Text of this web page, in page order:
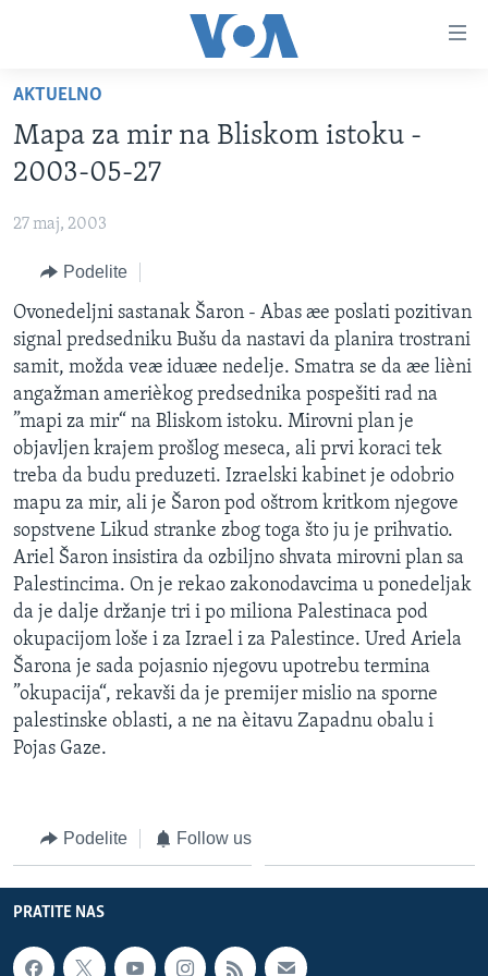
glavni
sadržaj
Idi
na
glavnu
navigaciju
pretragu
RUBRIKE
BALKAN
GLOBALNE TEME
EKONOMIJA
NAUKA I TEHNOLOGIJA
MEDICINA
KULTURA
DRUŠTVO
SPORT
INTERVJU
OTVORENI STUDIO
IZ AMERIKE
PRATITE NAS
Jezici
AKTUELNO
Mapa za mir na Bliskom istoku -
2003-05-27
27 maj, 2003
Podelite
Ovonedeljni sastanak Šaron - Abas æe poslati pozitivan
signal predsedniku Bušu da nastavi da planira trostrani
samit, možda veæ iduæe nedelje. Smatra se da æe lièni
angažman amerièkog predsednika pospešiti rad na
”mapi za mir“ na Bliskom istoku. Mirovni plan je
objavljen krajem prošlog meseca, ali prvi koraci tek
treba da budu preduzeti. Izraelski kabinet je odobrio
mapu za mir, ali je Šaron pod oštrom kritkom njegove
sopstvene Likud stranke zbog toga što ju je prihvatio.
Ariel Šaron insistira da ozbiljno shvata mirovni plan sa
Palestincima. On je rekao zakonodavcima u ponedeljak
da je dalje držanje tri i po miliona Palestinaca pod
okupacijom loše i za Izrael i za Palestince. Ured Ariela
Šarona je sada pojasnio njegovu upotrebu termina
”okupacija“, rekavši da je premijer mislio na sporne
palestinske oblasti, a ne na èitavu Zapadnu obalu i
Pojas Gaze.
Podelite Follow us
PRATITE NAS